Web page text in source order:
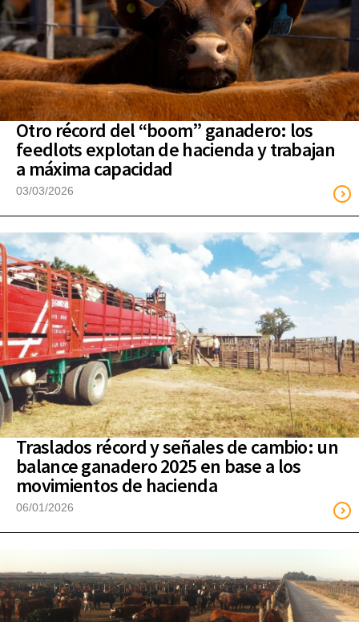
Otro récord del “boom” ganadero: los
feedlots explotan de hacienda y trabajan
a máxima capacidad
03/03/2026
Traslados récord y señales de cambio: un
balance ganadero 2025 en base a los
movimientos de hacienda
06/01/2026